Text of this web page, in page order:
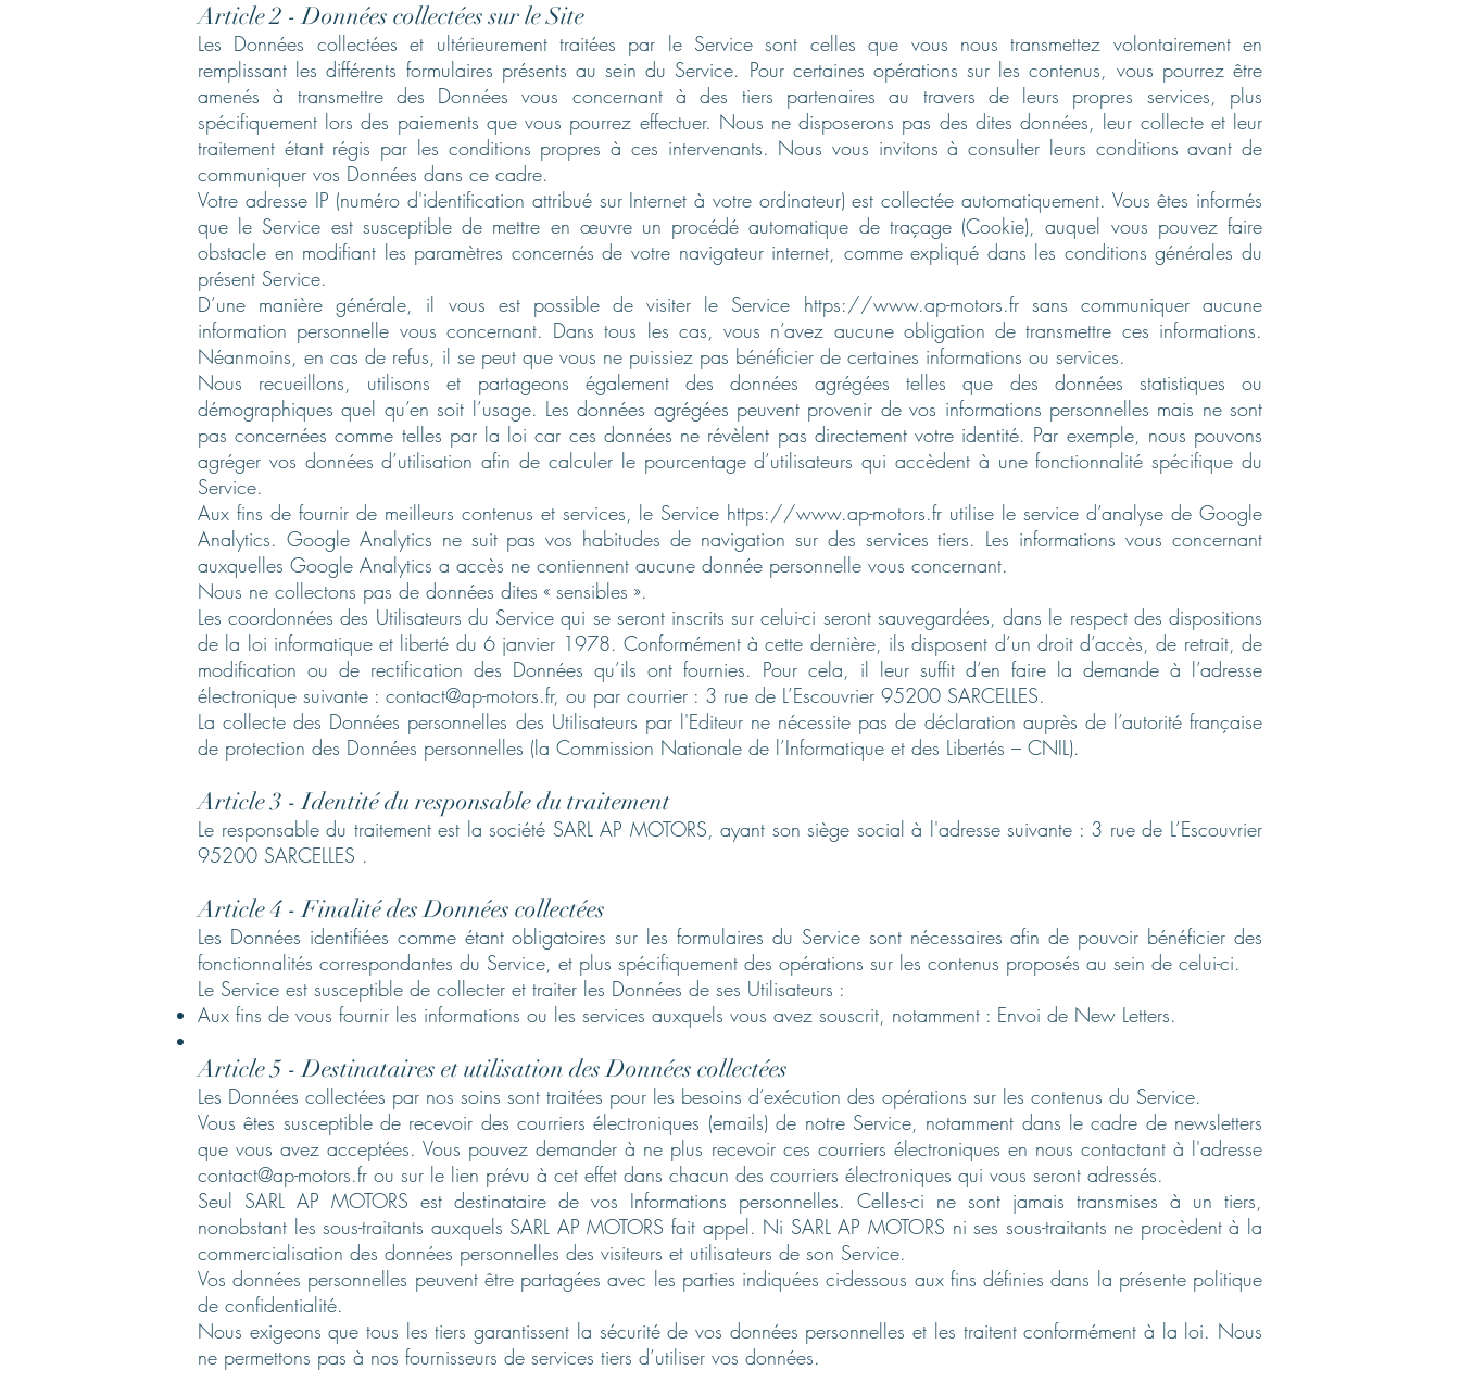
Article 2 - Données collectées sur le Site
Les Données collectées et ultérieurement traitées par le Service sont celles que vous nous transmettez volontairement en
remplissant les différents formulaires présents au sein du Service. Pour certaines opérations sur les contenus, vous pourrez être
amenés à transmettre des Données vous concernant à des tiers partenaires au travers de leurs propres services, plus
spécifiquement lors des paiements que vous pourrez effectuer. Nous ne disposerons pas des dites données, leur collecte et leur
traitement étant régis par les conditions propres à ces intervenants. Nous vous invitons à consulter leurs conditions avant de
communiquer vos Données dans ce cadre.
Votre adresse IP (numéro d'identification attribué sur Internet à votre ordinateur) est collectée automatiquement. Vous êtes informés
que le Service est susceptible de mettre en œuvre un procédé automatique de traçage (Cookie), auquel vous pouvez faire
obstacle en modifiant les paramètres concernés de votre navigateur internet, comme expliqué dans les conditions générales du
présent Service.
D’une manière générale, il vous est possible de visiter le Service https://www.ap-motors.frsans communiquer aucune
information personnelle vous concernant. Dans tous les cas, vous n’avez aucune obligation de transmettre ces informations.
Néanmoins, en cas de refus, il se peut que vous ne puissiez pas bénéficier de certaines informations ou services.
Nous recueillons, utilisons et partageons également des données agrégées telles que des données statistiques ou
démographiques quel qu’en soit l’usage. Les données agrégées peuvent provenir de vos informations personnelles mais ne sont
pas concernées comme telles par la loi car ces données ne révèlent pas directement votre identité. Par exemple, nous pouvons
agréger vos données d’utilisation afin de calculer le pourcentage d’utilisateurs qui accèdent à une fonctionnalité spécifique du
Service.
Aux fins de fournir de meilleurs contenus et services, le Service https://www.ap-motors.fr utilise le service d’analyse de Google
Analytics. Google Analytics ne suit pas vos habitudes de navigation sur des services tiers. Les informations vous concernant
auxquelles Google Analytics a accès ne contiennent aucune donnée personnelle vous concernant.
Nous ne collectons pas de données dites « sensibles ».
Les coordonnées des Utilisateurs du Service qui se seront inscrits sur celui-ci seront sauvegardées, dans le respect des dispositions
de la loi informatique et liberté du 6 janvier 1978. Conformément à cette dernière, ils disposent d’un droit d’accès, de retrait, de
modification ou de rectification des Données qu’ils ont fournies. Pour cela, il leur suffit d’en faire la demande à l’adresse
électronique suivante : contact@ap-motors.fr, ou par courrier : 3 rue de L’Escouvrier 95200 SARCELLES.
La collecte des Données personnelles des Utilisateurs par l'Editeur ne nécessite pas de déclaration auprès de l’autorité française
de protection des Données personnelles (la Commission Nationale de l’Informatique et des Libertés – CNIL).
Article 3 - Identité du responsable du traitement
Le responsable du traitement est la société SARL AP MOTORS, ayant son siège social à l'adresse suivante : 3 rue de L’Escouvrier
95200 SARCELLES .
Article 4 - Finalité des Données collectées
Les Données identifiées comme étant obligatoires sur les formulaires du Service sont nécessaires afin de pouvoir bénéficier des
fonctionnalités correspondantes du Service, et plus spécifiquement des opérations sur les contenus proposés au sein de celui-ci.
Le Service est susceptible de collecter et traiter les Données de ses Utilisateurs :
Aux fins de vous fournir les informations ou les services auxquels vous avez souscrit, notamment : Envoi de New Letters.
Article 5 - Destinataires et utilisation des Données collectées
Les Données collectées par nos soins sont traitées pour les besoins d’exécution des opérations sur les contenus du Service.
Vous êtes susceptible de recevoir des courriers électroniques (emails) de notre Service, notamment dans le cadre de newsletters
que vous avez acceptées. Vous pouvez demander à ne plus recevoir ces courriers électroniques en nous contactant à l'adresse
contact@ap-motors.fr ou sur le lien prévu à cet effet dans chacun des courriers électroniques qui vous seront adressés.
Seul SARL AP MOTORS est destinataire de vos Informations personnelles. Celles-ci ne sont jamais transmises à un tiers,
nonobstant les sous-traitants auxquels SARL AP MOTORS fait appel. Ni SARL AP MOTORS ni ses sous-traitants ne procèdent à la
commercialisation des données personnelles des visiteurs et utilisateurs de son Service.
Vos données personnelles peuvent être partagées avec les parties indiquées ci-dessous aux fins définies dans la présente politique
de confidentialité.
Nous exigeons que tous les tiers garantissent la sécurité de vos données personnelles et les traitent conformément à la loi. Nous
ne permettons pas à nos fournisseurs de services tiers d’utiliser vos données.